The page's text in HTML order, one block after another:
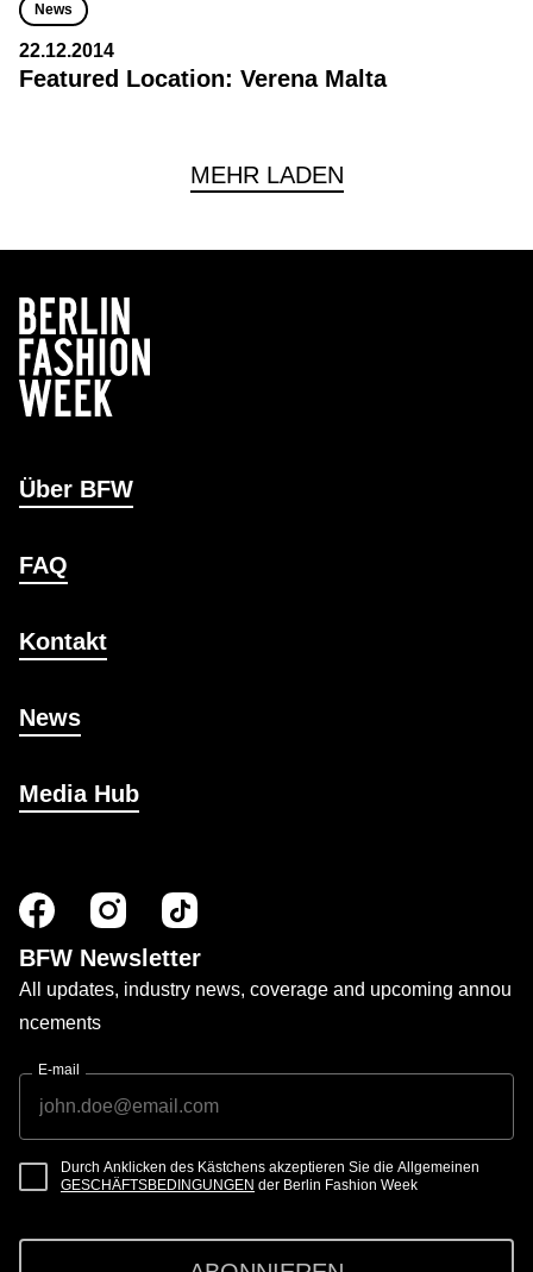
News
22.12.2014
Featured Location: Verena Malta
MEHR LADEN
Über BFW
FAQ
Kontakt
News
Media Hub
BFW Newsletter
All updates, industry news, coverage and upcoming annou
ncements
E-mail
Durch Anklicken des Kästchens akzeptieren Sie die Allgemeinen
GESCHÄFTSBEDINGUNGEN der Berlin Fashion Week